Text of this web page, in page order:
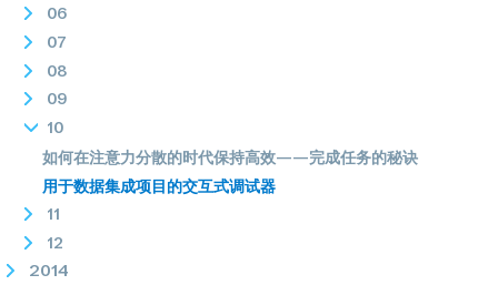
06
07
08
09
10
如何在注意力分散的时代保持高效——完成任务的秘诀
用于数据集成项目的交互式调试器
11
12
2014